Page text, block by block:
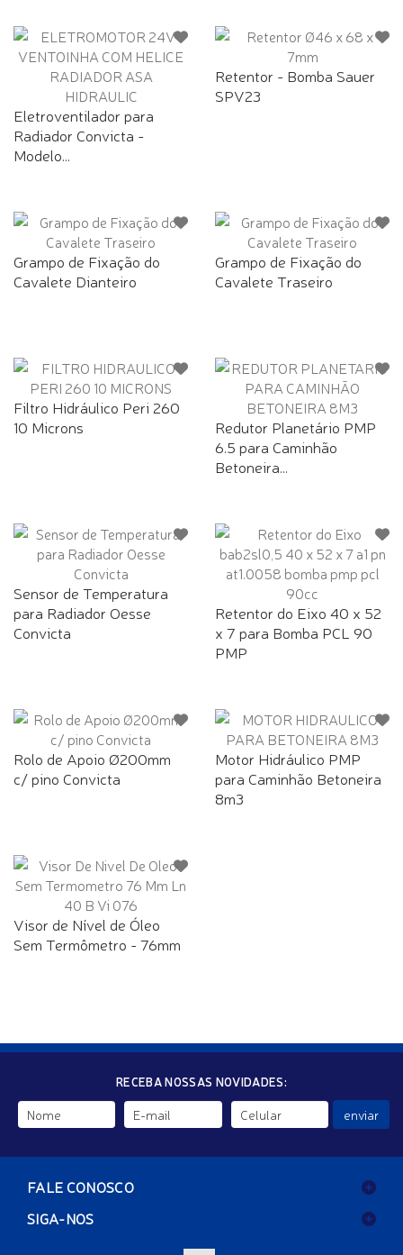
Eletroventilador para
Radiador Convicta -
Modelo...
Retentor - Bomba Sauer
SPV23
Grampo de Fixação do
Cavalete Dianteiro
Grampo de Fixação do
Cavalete Traseiro
Filtro Hidráulico Peri 260
10 Microns
Redutor Planetário PMP
6.5 para Caminhão
Betoneira...
Sensor de Temperatura
para Radiador Oesse
Convicta
Retentor do Eixo 40 x 52
x 7 para Bomba PCL 90
PMP
Rolo de Apoio Ø200mm
c/ pino Convicta
Motor Hidráulico PMP
para Caminhão Betoneira
8m3
Visor de Nível de Óleo
Sem Termômetro - 76mm
RECEBA NOSSAS NOVIDADES:
enviar
FALE CONOSCO
SIGA-NOS